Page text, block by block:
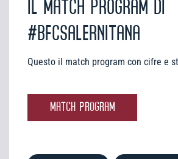
IL MATCH PROGRAM DI
#BFCSALERNITANA
Questo il match program con cifre e
MATCH PROGRAM